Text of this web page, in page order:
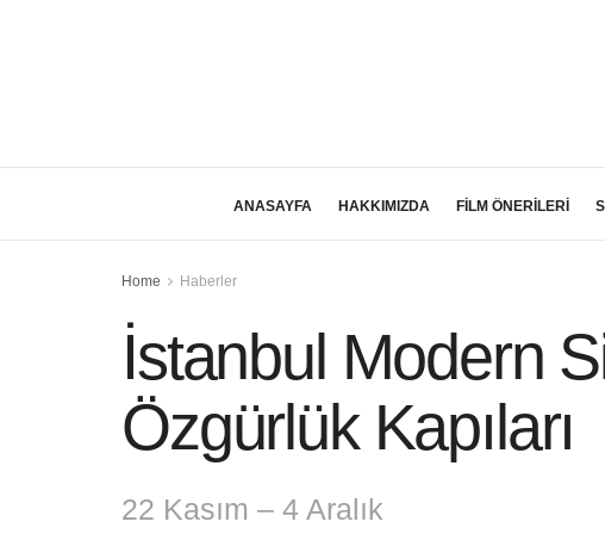
ANASAYFA HAKKIMIZDA FİLM ÖNERİLERİ
Home Haberler
İstanbul Modern
Özgürlük Kapıları
22 Kasım – 4 Aralık